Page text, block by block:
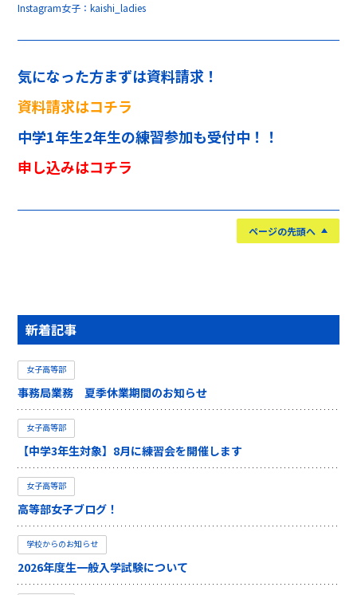
Instagram女子：kaishi_ladies
気になった方まずは資料請求！
資料請求はコチラ
中学1年生2年生の練習参加も受付中！！
申し込みはコチラ
ページの先頭へ
新着記事
女子高等部
事務局業務 夏季休業期間のお知らせ
女子高等部
【中学3年生対象】8月に練習会を開催します
女子高等部
高等部女子ブログ！
学校からのお知らせ
2026年度生一般入学試験について